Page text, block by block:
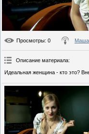
Просмотры: 0 Маша
Описание материала:
Идеальная женщина - кто это?